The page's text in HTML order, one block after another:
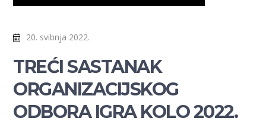
20. svibnja 2022.
TREĆI SASTANAK
ORGANIZACIJSKOG
ODBORA IGRA KOLO 2022.